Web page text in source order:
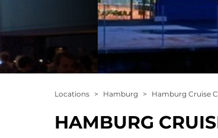
Locations > Hamburg > Hamburg Cruise
HAMBURG